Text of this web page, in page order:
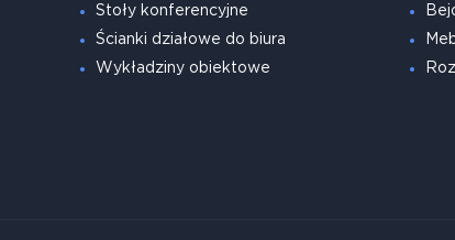
Stoły konferencyjne
Ścianki działowe do biura
Wykładziny obiektowe